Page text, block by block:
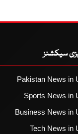
سیکشنز
Pakistan News in
Sports News in
Business News in
Tech News in